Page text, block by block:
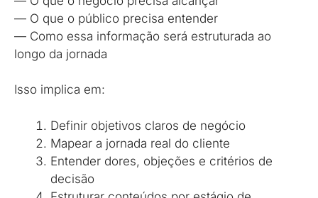
— O que o público precisa entender
— Como essa informação será estruturada ao
longo da jornada
Isso implica em:
Definir objetivos claros de negócio
Mapear a jornada real do cliente
Entender dores, objeções e critérios de
decisão